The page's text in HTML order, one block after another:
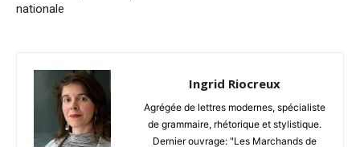
nationale
Ingrid Riocreux
Agrégée de lettres modernes, spécialiste
de grammaire, rhétorique et stylistique.
Dernier ouvrage: "Les Marchands de